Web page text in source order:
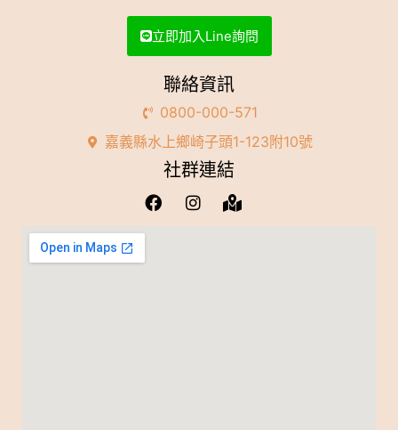
立即加入Line詢問
聯絡資訊
0800-000-571
嘉義縣水上鄉崎子頭1-123附10號
社群連結